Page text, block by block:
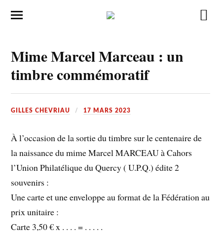
Mime Marcel Marceau : un
timbre commémoratif
GILLES CHEVRIAU 17 MARS 2023
À l’occasion de la sortie du timbre sur le centenaire de
la naissance du mime Marcel MARCEAU à Cahors
l’Union Philatélique du Quercy ( U.P.Q.) édite 2
souvenirs :
Une carte et une enveloppe au format de la Fédération au
prix unitaire :
Carte 3,50 € x . . . . = . . . . .